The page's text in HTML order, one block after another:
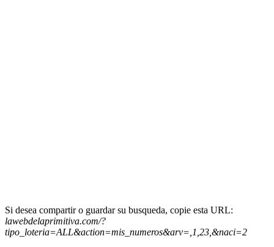
Si desea compartir o guardar su busqueda, copie esta URL:
lawebdelaprimitiva.com/?
tipo_loteria=ALL&action=mis_numeros&arv=,1,23,&naci=2